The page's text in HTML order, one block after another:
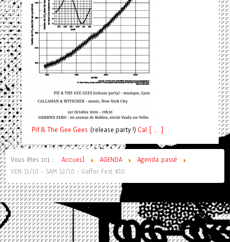
Pif& The Gee Gees (release party !) Cal [ ... ]
Vous êtes ici : Accueil AGENDA
Agenda passé
VEN 11/10 - SAM 12/10 : Gaffer Fest #10